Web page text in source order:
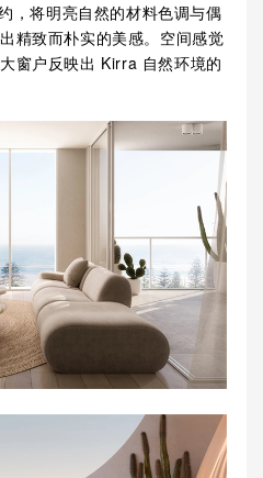
，将明亮自然的材料色调与偶
精致而朴实的美感。空间感觉
窗户反映出 Kirra 自然环境的